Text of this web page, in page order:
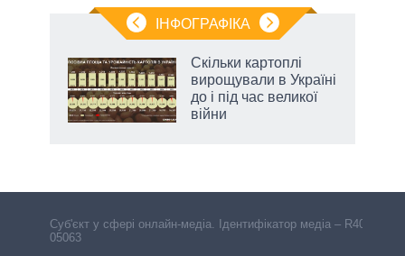
ІНФОГРАФІКА
Скільки картоплі
вирощували в Україні
до і під час великої
війни
Cуб'єкт у сфері онлайн-медіа. Ідентифікатор медіа – R40-
05063